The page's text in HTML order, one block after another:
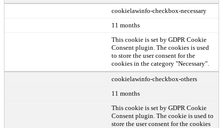
cookielawinfo-checkbox-necessary
11 months
This cookie is set by GDPR Cookie
Consent plugin. The cookies is used
to store the user consent for the
cookies in the category "Necessary".
cookielawinfo-checkbox-others
11 months
This cookie is set by GDPR Cookie
Consent plugin. The cookie is used to
store the user consent for the cookies